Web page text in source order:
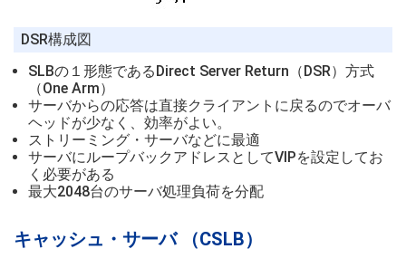
DSR構成図
SLBの１形態であるDirect Server Return（DSR）方式
（One Arm）
サーバからの応答は直接クライアントに戻るのでオーバ
ヘッドが少なく、効率がよい。
ストリーミング・サーバなどに最適
サーバにループバックアドレスとしてVIPを設定してお
く必要がある
最大2048台のサーバ処理負荷を分配
キャッシュ・サーバ （CSLB）